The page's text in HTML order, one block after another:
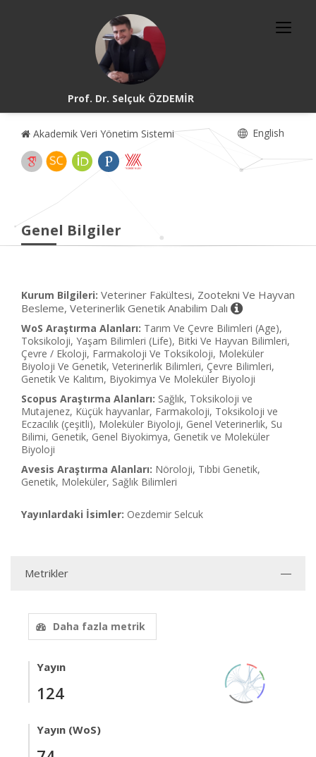
Prof. Dr. Selçuk ÖZDEMİR
Akademik Veri Yönetim Sistemi English
Genel Bilgiler
Kurum Bilgileri: Veteriner Fakültesi, Zootekni Ve Hayvan
Besleme, Veterinerlik Genetik Anabilim Dalı
WoS Araştırma Alanları: Tarım Ve Çevre Bilimleri (Age),
Toksikoloji, Yaşam Bilimleri (Life), Bitki Ve Hayvan Bilimleri,
Çevre / Ekoloji, Farmakoloji Ve Toksikoloji, Moleküler
Biyoloji Ve Genetik, Veterinerlik Bilimleri, Çevre Bilimleri,
Genetik Ve Kalıtım, Biyokimya Ve Moleküler Biyoloji
Scopus Araştırma Alanları: Sağlık, Toksikoloji ve
Mutajenez, Küçük hayvanlar, Farmakoloji, Toksikoloji ve
Eczacılık (çeşitli), Moleküler Biyoloji, Genel Veterinerlik, Su
Bilimi, Genetik, Genel Biyokimya, Genetik ve Moleküler
Biyoloji
Avesis Araştırma Alanları: Nöroloji, Tıbbi Genetik,
Genetik, Moleküler, Sağlık Bilimleri
Yayınlardaki İsimler: Oezdemir Selcuk
Metrikler
Daha fazla metrik
Yayın
124
Yayın (WoS)